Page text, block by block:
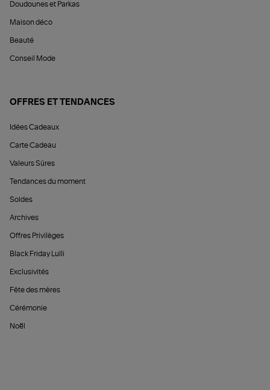
Doudounes et Parkas
Maison déco
Beauté
Conseil Mode
OFFRES ET TENDANCES
Idées Cadeaux
Carte Cadeau
Valeurs Sûres
Tendances du moment
Soldes
Archives
Offres Privilèges
Black Friday Lulli
Exclusivités
Fête des mères
Cérémonie
Noël